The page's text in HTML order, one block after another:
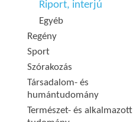
Riport, interjú
Egyéb
Regény
Sport
Szórakozás
Társadalom- és
humántudomány
Természet- és alkalmazott